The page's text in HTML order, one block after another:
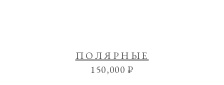
ПОЛЯРНЫЕ
150,000₽